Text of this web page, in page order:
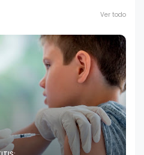
Ver todo